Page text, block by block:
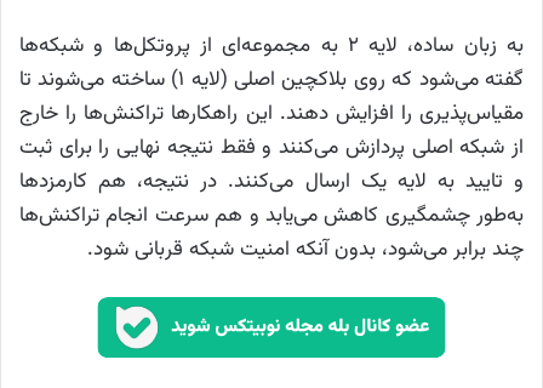
به زبان ساده، لایه ۲ به مجموعه‌ای از پروتکل‌ها و شبکه‌ها
گفته می‌شود که روی بلاکچین اصلی (لایه ۱) ساخته می‌شوند تا
مقیاس‌پذیری را افزایش دهند. این راهکارها تراکنش‌ها را خارج
از شبکه اصلی پردازش می‌کنند و فقط نتیجه نهایی را برای ثبت
و تایید به لایه یک ارسال می‌کنند. در نتیجه، هم کارمزدها
به‌طور چشمگیری کاهش می‌یابد و هم سرعت انجام تراکنش‌ها
چند برابر می‌شود، بدون آنکه امنیت شبکه قربانی شود.